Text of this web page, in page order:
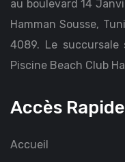
au boulevard 14
Hamman Sousse,
4089. Le
Piscine Beach Club
Accès Rapide
Accueil